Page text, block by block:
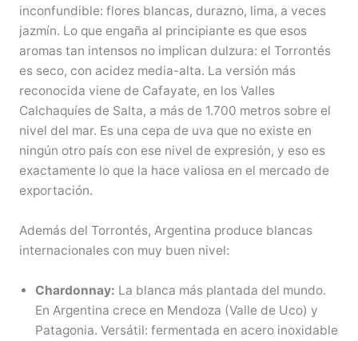
inconfundible: flores blancas, durazno, lima, a veces
jazmín. Lo que engaña al principiante es que esos
aromas tan intensos no implican dulzura: el Torrontés
es seco, con acidez media-alta. La versión más
reconocida viene de Cafayate, en los Valles
Calchaquíes de Salta, a más de 1.700 metros sobre el
nivel del mar. Es una cepa de uva que no existe en
ningún otro país con ese nivel de expresión, y eso es
exactamente lo que la hace valiosa en el mercado de
exportación.
Además del Torrontés, Argentina produce blancas
internacionales con muy buen nivel:
Chardonnay: La blanca más plantada del mundo.
En Argentina crece en Mendoza (Valle de Uco) y
Patagonia. Versátil: fermentada en acero inoxidable